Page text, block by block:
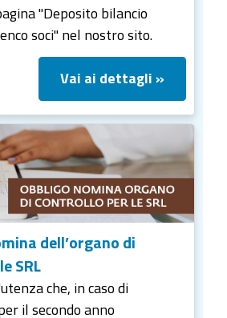
"Deposito bilancio
soci" nel nostro sito.
Vai ai dettagli »
dell’organo di
SRL
che, in caso di
il secondo anno